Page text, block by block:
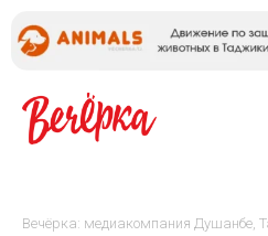
Вечёрка: медиакомпания Душанбе,